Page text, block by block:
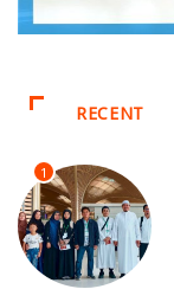
RECENT
1